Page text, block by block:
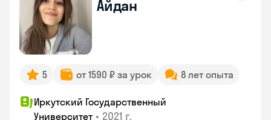
Айдан
5 от 1590 ₽ за урок 8 лет опыта
Иркутский Государственный
Университет • 2021 г.